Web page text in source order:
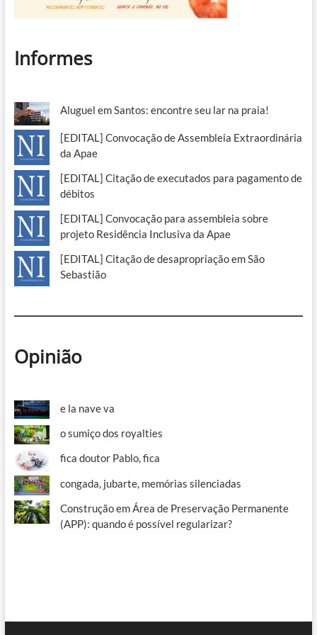
Informes
Aluguel em Santos: encontre seu lar na praia!
[EDITAL] Convocação de Assembleia Extraordinária
da Apae
[EDITAL] Citação de executados para pagamento de
débitos
[EDITAL] Convocação para assembleia sobre
projeto Residência Inclusiva da Apae
[EDITAL] Citação de desapropriação em São
Sebastião
Opinião
e la nave va
o sumiço dos royalties
fica doutor Pablo, fica
congada, jubarte, memórias silenciadas
Construção em Área de Preservação Permanente
(APP): quando é possível regularizar?